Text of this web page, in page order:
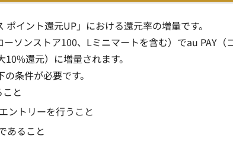
イント還元UP」における還元率の増量です。
ソンストア100、Lミニマートを含む）でau PAY（
還元）に増量されます。
条件が必要です。
と
ントリーを行うこと
あること